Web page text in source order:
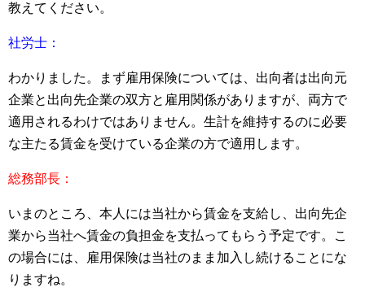
教えてください。
社労士：
わかりました。まず雇用保険については、出向者は出向元
企業と出向先企業の双方と雇用関係がありますが、両方で
適用されるわけではありません。生計を維持するのに必要
な主たる賃金を受けている企業の方で適用します。
総務部長：
いまのところ、本人には当社から賃金を支給し、出向先企
業から当社へ賃金の負担金を支払ってもらう予定です。こ
の場合には、雇用保険は当社のまま加入し続けることにな
りますね。